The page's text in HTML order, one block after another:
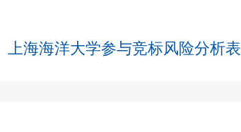
上海海洋大学参与竞标风险分析表